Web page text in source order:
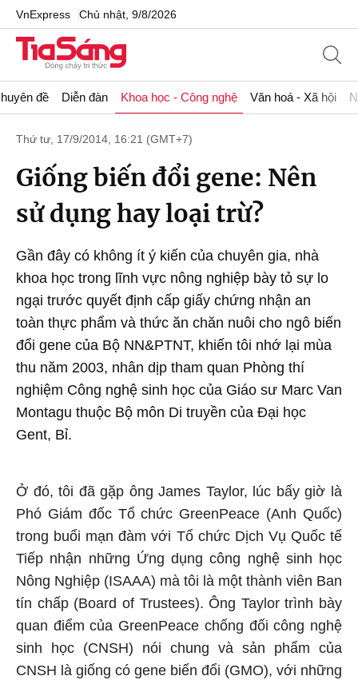
VnExpress Chủ nhật, 9/8/2026
đề Diễn đàn Khoa học - Công nghệ Văn hoá - Xã hội
Thứ tư, 17/9/2014, 16:21 (GMT+7)
Giống biến đổi gene: Nên
sử dụng hay loại trừ?
Gần đây có không ít ý kiến của chuyên gia, nhà
khoa học trong lĩnh vực nông nghiệp bày tỏ sự lo
ngại trước quyết định cấp giấy chứng nhận an
toàn thực phẩm và thức ăn chăn nuôi cho ngô biến
đổi gene của Bộ NN&PTNT, khiến tôi nhớ lại mùa
thu năm 2003, nhân dịp tham quan Phòng thí
nghiệm Công nghệ sinh học của Giáo sư Marc Van
Montagu thuộc Bộ môn Di truyền của Đại học
Gent, Bỉ.
Ở đó, tôi đã gặp ông James Taylor, lúc bấy giờ là
Phó Giám đốc Tổ chức GreenPeace (Anh Quốc)
trong buổi mạn đàm với Tổ chức Dịch Vụ Quốc tế
Tiếp nhận những Ứng dụng công nghệ sinh học
Nông Nghiệp (ISAAA) mà tôi là một thành viên Ban
tín chấp (Board of Trustees). Ông Taylor trình bày
quan điểm của GreenPeace chống đối công nghệ
sinh học (CNSH) nói chung và sản phẩm của
CNSH là giống có gene biến đổi (GMO), với những